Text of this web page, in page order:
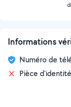
Informations
Numéro de
Pièce